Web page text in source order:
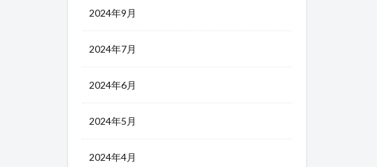
2024年9月
2024年7月
2024年6月
2024年5月
2024年4月